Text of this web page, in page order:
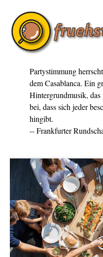
Partystimmung
dem Casablanca. Ein
Hintergrundmusik, das
bei, dass sich jeder
hingibt.
-- Frankfurter